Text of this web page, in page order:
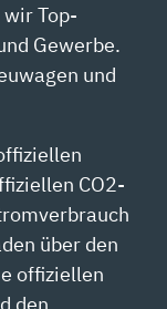
Top-
Gewerbe.
und
CO2-
über den
offiziellen
den